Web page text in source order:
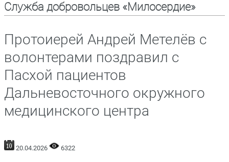
Служба добровольцев «Милосердие»
Протоиерей Андрей Метелёв с
волонтерами поздравил с
Пасхой пациентов
Дальневосточного окружного
медицинского центра
20.04.2026 6322